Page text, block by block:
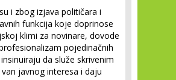
i zbog izjava političara i
funkcija koje doprinose
klimi za novinare, dovode
pojedinačnih
da služe skrivenim
javnog interesa i daju